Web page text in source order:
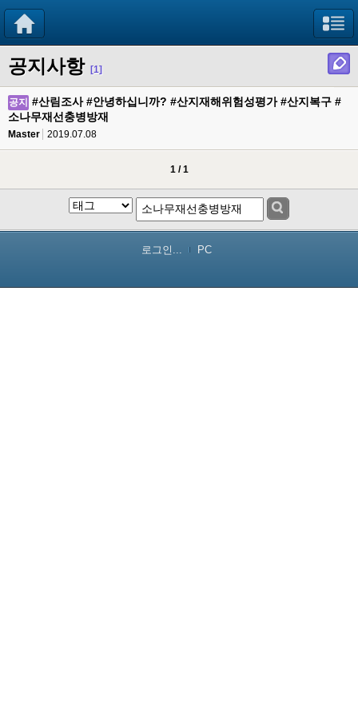
공지사항 [1]
공지
#산림조사 #안녕하십니까? #산지재해위험성평가 #산지복구 #
소나무재선충병방재
Master 2019.07.08
1 / 1
로그인... PC